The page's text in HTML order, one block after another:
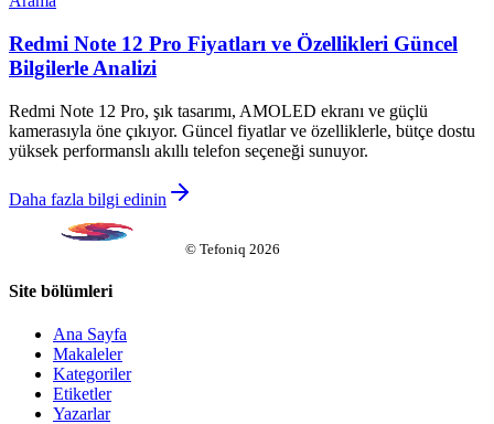
Redmi Note 12 Pro Fiyatları ve Özellikleri Güncel
Bilgilerle Analizi
Redmi Note 12 Pro, şık tasarımı, AMOLED ekranı ve güçlü
kamerasıyla öne çıkıyor. Güncel fiyatlar ve özelliklerle, bütçe dostu
yüksek performanslı akıllı telefon seçeneği sunuyor.
Daha fazla bilgi edinin
© Tefoniq 2026
Site bölümleri
Ana Sayfa
Makaleler
Kategoriler
Etiketler
Yazarlar